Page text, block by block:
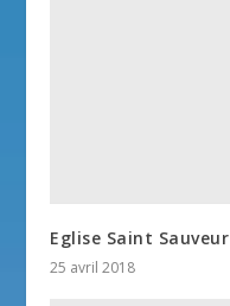
Eglise Saint Sauveur
25 avril 2018